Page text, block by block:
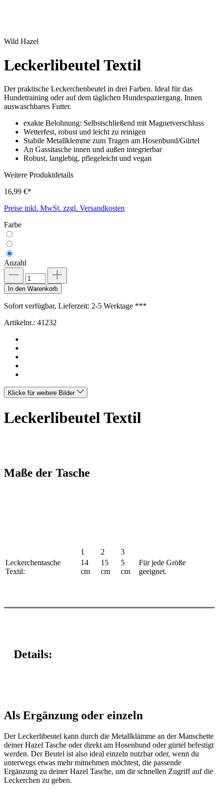
Wild Hazel
Leckerlibeutel Textil
Der praktische Leckerchenbeutel in drei Farben. Ideal für das
Hundetraining oder auf dem täglichen Hundespaziergang. Innen
auswaschbares Futter.
exakte Belohnung: Selbstschließend mit Magnetverschluss
Wetterfest, robust und leicht zu reinigen
Stabile Metallklemme zum Tragen am Hosenbund/Gürtel
An Gassitasche innen und außen integrierbar
Robust, langlebig, pflegeleicht und vegan
Weitere Produktdetails
16,99 €*
Preise inkl. MwSt. zzgl. Versandkosten
Farbe
Anzahl
In den Warenkorb
Sofort verfügbar, Lieferzeit: 2-5 Werktage ***
Artikelnr.: 41232
Klicke für weitere Bilder
Leckerlibeutel Textil
Maße der Tasche
1 2
3
Leckerchentasche
Textil:
14
cm
15
cm
5
cm
Für jede Größe
geeignet.
Details:
Als Ergänzung oder einzeln
Der Leckerlibeutel kann durch die Metallklämme an der Manschette
deiner Hazel Tasche oder direkt am Hosenbund oder gürtel befestigt
werden. Der Beutel ist also ideal einzeln nutzbar oder, wenn du
unterwegs etwas mehr mitnehmen möchtest, die passende
Ergänzung zu deiner Hazel Tasche, um dir schnellen Zugriff auf die
Leckerchen zu geben.